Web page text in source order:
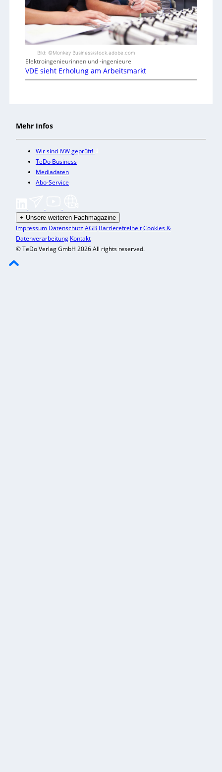
Bild: ©Monkey Business/stock.adobe.com
Elektroingenieurinnen und -ingenieure
VDE sieht Erholung am Arbeitsmarkt
Mehr Infos
Wir sind IVW geprüft!
TeDo Business
Mediadaten
Abo-Service
+ Unsere weiteren Fachmagazine
Impressum DatenschutzAGB BarrierefreiheitCookies &
Datenverarbeitung Kontakt
© TeDo Verlag GmbH 2026 All rights reserved.